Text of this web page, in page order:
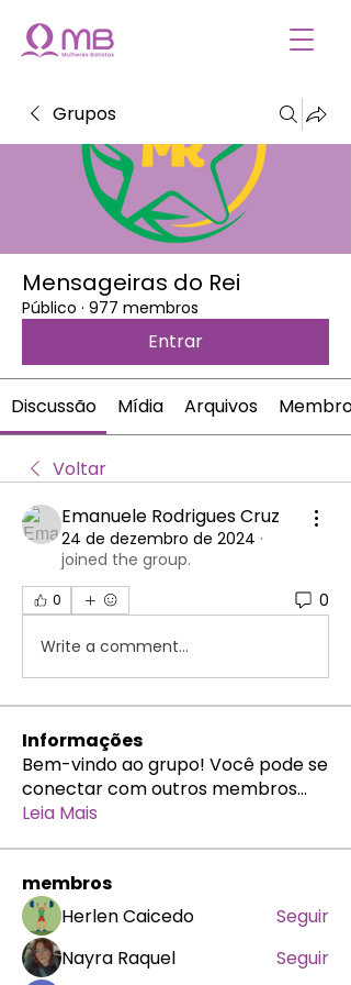
Grupos
Mensageiras do Rei
Público · 977 membros
Entrar
Discussão Mídia Arquivos Membros
Voltar
Emanuele Rodrigues Cruz
24 de dezembro de 2024 ·
joined the group.
0 0
Write a comment...
Informações
Bem-vindo ao grupo! Você pode se
conectar com outros membros...
Leia Mais
membros
Herlen Caicedo
Seguir
Nayra Raquel
Seguir